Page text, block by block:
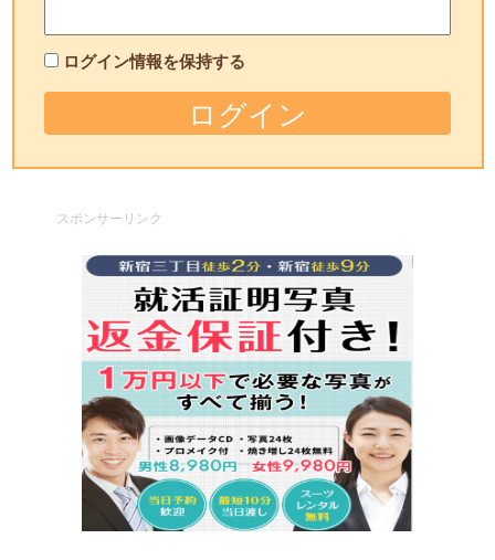
ログイン情報を保持する
スポンサーリンク